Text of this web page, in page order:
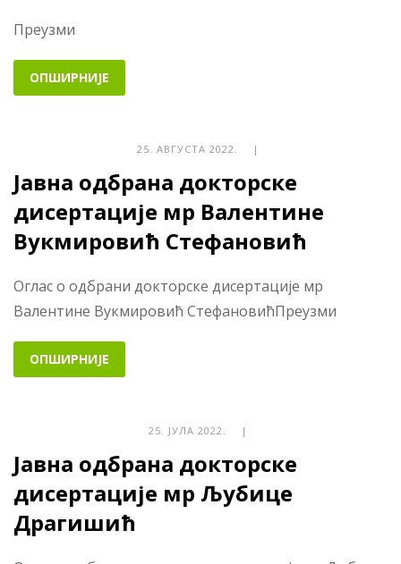
Преузми
ОПШИРНИЈЕ
25. АВГУСТА 2022. |
Јавна одбрана докторске
дисертације мр Валентине
Вукмировић Стефановић
Оглас о одбрани докторске дисертације мр
Валентине Вукмировић СтефановићПреузми
ОПШИРНИЈЕ
25. ЈУЛА 2022. |
Јавна одбрана докторске
дисертације мр Љубице
Драгишић